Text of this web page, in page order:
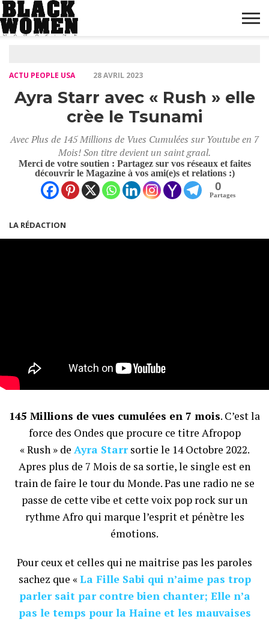
MAG
LIVE”
MAG
MAG
FESTIVAL”
ACTU PEOPLE USA 28 AVRIL 2023
Ayra Starr avec « Rush » elle
crèe le Tsunami
Avec Plus de 145 Millions de Vues Cumulées sur Youtube en 7
Mois! Son titre devient un saint graal.
Merci de votre soutien : Partagez sur vos réseaux et faites
découvrir le Magazine à vos ami(e)s et relations :)
0
Partages
LA RÉDACTION
145 Millions de vues cumulées en 7 mois. C’est la
force des Ondes que procure ce titre Afropop
« Rush » de Ayra Starrsortie le 14 Octobre 2022.
Apres plus de 7 Mois de sa sortie, le single est en
train de faire le tour du Monde. Pas une radio ne se
passe de cette vibe et cette voix pop rock sur un
rythme Afro qui marque l’esprit et pénètre les
émotions.
Pour ceux et celles qui ne maitrise pas les paroles
sachez que «La Fille Sabi qui n’aime pas trop
parler sait par contre bien chanter; Elle n’a
pas le temps pour la Haine et les mauvaises